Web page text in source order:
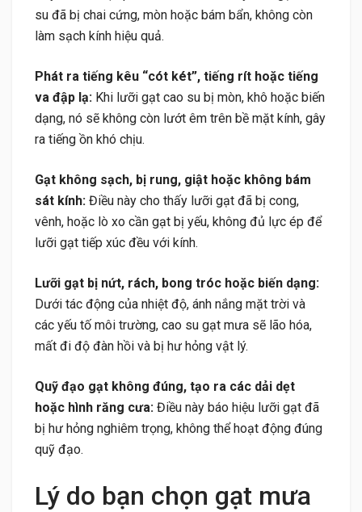
su đã bị chai cứng, mòn hoặc bám bẩn, không còn
làm sạch kính hiệu quả.
Phát ra tiếng kêu “cót két”, tiếng rít hoặc tiếng
va đập lạ: Khi lưỡi gạt cao su bị mòn, khô hoặc biến
dạng, nó sẽ không còn lướt êm trên bề mặt kính, gây
ra tiếng ồn khó chịu.
Gạt không sạch, bị rung, giật hoặc không bám
sát kính: Điều này cho thấy lưỡi gạt đã bị cong,
vênh, hoặc lò xo cần gạt bị yếu, không đủ lực ép để
lưỡi gạt tiếp xúc đều với kính.
Lưỡi gạt bị nứt, rách, bong tróc hoặc biến dạng:
Dưới tác động của nhiệt độ, ánh nắng mặt trời và
các yếu tố môi trường, cao su gạt mưa sẽ lão hóa,
mất đi độ đàn hồi và bị hư hỏng vật lý.
Quỹ đạo gạt không đúng, tạo ra các dải dẹt
hoặc hình răng cưa: Điều này báo hiệu lưỡi gạt đã
bị hư hỏng nghiêm trọng, không thể hoạt động đúng
quỹ đạo.
Lý do bạn chọn gạt mưa